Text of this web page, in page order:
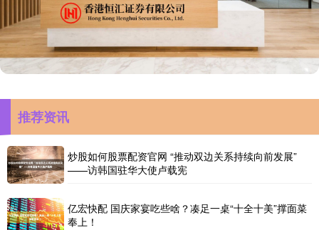
推荐资讯
炒股如何股票配资官网 “推动双边关系持续向前发展”
——访韩国驻华大使卢载宪
亿宏快配 国庆家宴吃些啥？凑足一桌“十全十美”撑面菜
奉上！